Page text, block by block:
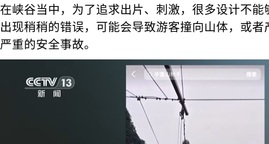
在峡谷当中，为了追求出片、刺激，很多设计不
出现稍稍的错误，可能会导致游客撞向山体，或
严重的安全事故。